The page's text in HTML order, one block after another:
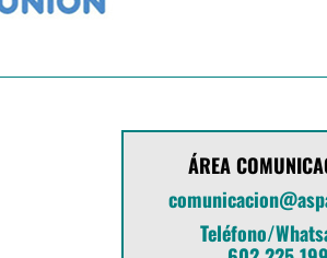
ÁREA
Teléfono/